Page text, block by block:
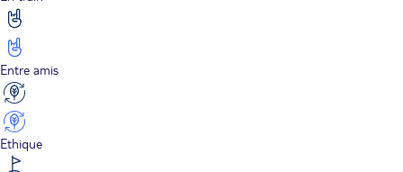
Entre amis
Ethique